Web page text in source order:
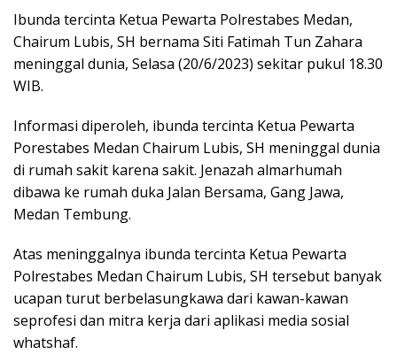
Ibunda tercinta Ketua Pewarta Polrestabes Medan,
Chairum Lubis, SH bernama Siti Fatimah Tun Zahara
meninggal dunia, Selasa (20/6/2023) sekitar pukul 18.30
WIB.
Informasi diperoleh, ibunda tercinta Ketua Pewarta
Porestabes Medan Chairum Lubis, SH meninggal dunia
di rumah sakit karena sakit. Jenazah almarhumah
dibawa ke rumah duka Jalan Bersama, Gang Jawa,
Medan Tembung.
Atas meninggalnya ibunda tercinta Ketua Pewarta
Polrestabes Medan Chairum Lubis, SH tersebut banyak
ucapan turut berbelasungkawa dari kawan-kawan
seprofesi dan mitra kerja dari aplikasi media sosial
whatshaf.